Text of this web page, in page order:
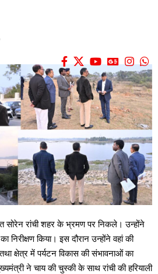
सोरेन रांची शहर के भ्रमण पर निकले। उन्होंने
निरीक्षण किया। इस दौरान उन्होंने वहां की
क्षेत्र में पर्यटन विकास की संभावनाओं का
ने चाय की चुस्की के साथ रांची की हरियाली